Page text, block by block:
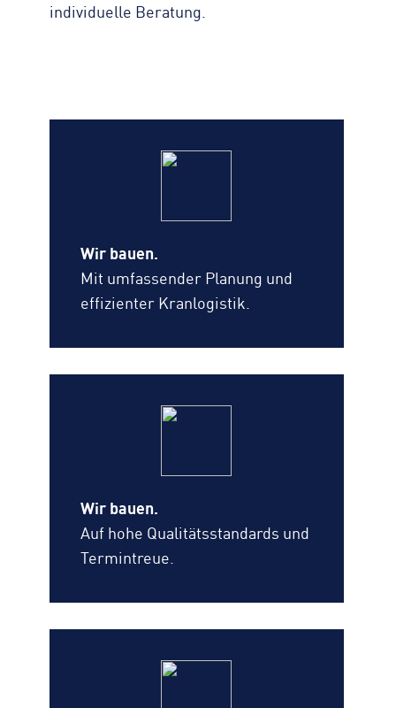
individuelle Beratung.
Wir bauen.
Mit umfassender Planung und
effizienter Kranlogistik.
Wir bauen.
Auf hohe Qualitätsstandards und
Termintreue.